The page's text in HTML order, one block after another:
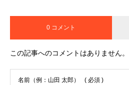
0 コメント
この記事へのコメントはありません。
名前（例：山田 太郎） ( 必須 )